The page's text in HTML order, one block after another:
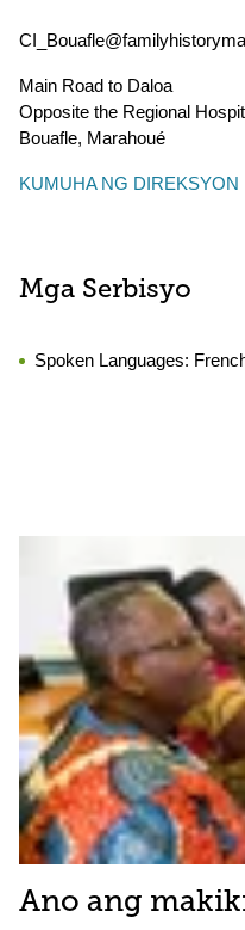
Main Road to Daloa
Opposite the Regional
Bouafle, Marahoué
KUMUHA NG DIREKSYON
Mga Serbisyo
Spoken Languages:
Ano ang